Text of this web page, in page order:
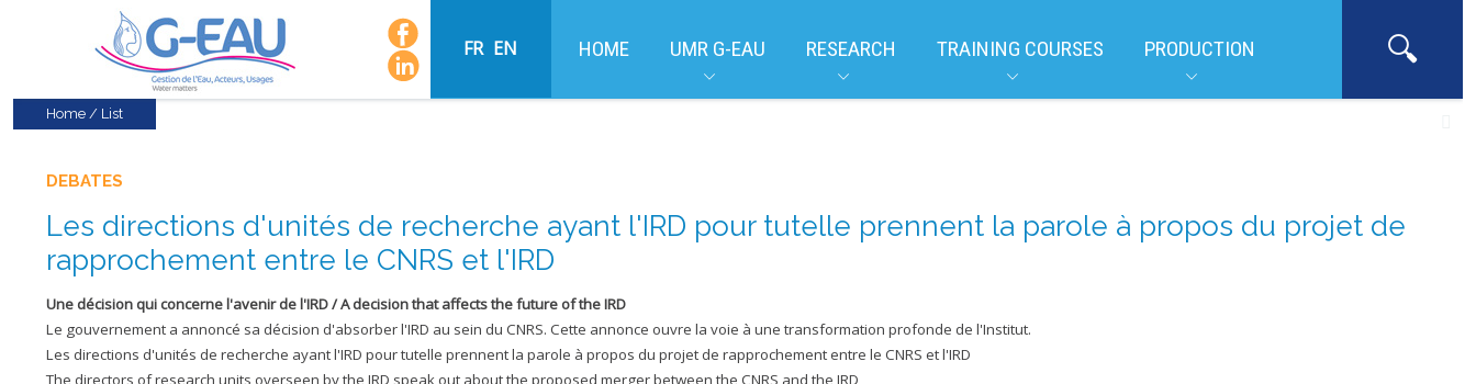
FR EN HOME UMR G-EAU RESEARCH TRAINING COURSES PRODUCTION
Home / List
DEBATES
Les directions d'unités de recherche ayant l'IRD pour tutelle prennent la parole à propos du projet de
rapprochement entre le CNRS et l'IRD
Une décision qui concerne l'avenir de l'IRD / A decision that affects the future of the IRD
Le gouvernement a annoncé sa décision d'absorber l'IRD au sein du CNRS. Cette annonce ouvre la voie à une transformation profonde de l'Institut.
Les directions d'unités de recherche ayant l'IRD pour tutelle prennent la parole à propos du projet de rapprochement entre le CNRS et l'IRD
The directors of research units overseen by the IRD speak out about the proposed merger between the CNRS and the IRD